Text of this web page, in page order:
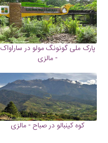
پارک ملی گونونگ مولو در ساراواک
- مالزی
کوه کینبالو در صباح - مالزی